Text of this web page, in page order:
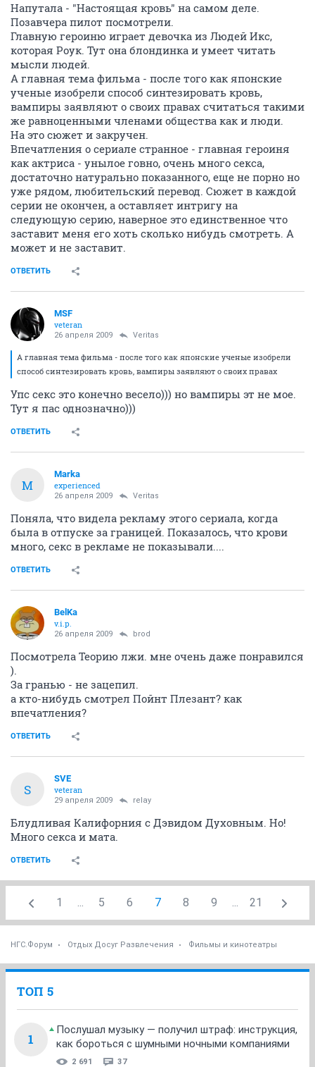
Напутала - "Настоящая кровь" на самом деле.
Позавчера пилот посмотрели.
Главную героиню играет девочка из Людей Икс,
которая Роук. Тут она блондинка и умеет читать
мысли людей.
А главная тема фильма - после того как японские
ученые изобрели способ синтезировать кровь,
вампиры заявляют о своих правах считаться такими
же равноценными членами общества как и люди.
На это сюжет и закручен.
Впечатления о сериале странное - главная героиня
как актриса - унылое говно, очень много секса,
достаточно натурально показанного, еще не порно но
уже рядом, любительский перевод. Сюжет в каждой
серии не окончен, а оставляет интригу на
следующую серию, наверное это единственное что
заставит меня его хоть сколько нибудь смотреть. А
может и не заставит.
ОТВЕТИТЬ
MSF
veteran
26 апреля 2009 Veritas
А главная тема фильма - после того как японские ученые изобрели
способ синтезировать кровь, вампиры заявляют о своих правах
Упс секс это конечно весело))) но вампиры эт не мое.
Тут я пас однозначно)))
ОТВЕТИТЬ
M
Marka
experienced
26 апреля 2009 Veritas
Поняла, что видела рекламу этого сериала, когда
была в отпуске за границей. Показалось, что крови
много, секс в рекламе не показывали....
ОТВЕТИТЬ
BelKa
v.i.p.
26 апреля 2009 brod
Посмотрела Теорию лжи. мне очень даже понравился
).
За гранью - не зацепил.
а кто-нибудь смотрел Пойнт Плезант? как
впечатления?
ОТВЕТИТЬ
S
SVE
veteran
29 апреля 2009 relay
Блудливая Калифорния с Дэвидом Духовным. Но!
Много секса и мата.
ОТВЕТИТЬ
1 ... 5 6 7 8 9 ... 21
НГС.Форум Отдых Досуг Развлечения Фильмы и кинотеатры
ТОП 5
1
Послушал музыку — получил штраф: инструкция,
как бороться с шумными ночными компаниями
2 691 37